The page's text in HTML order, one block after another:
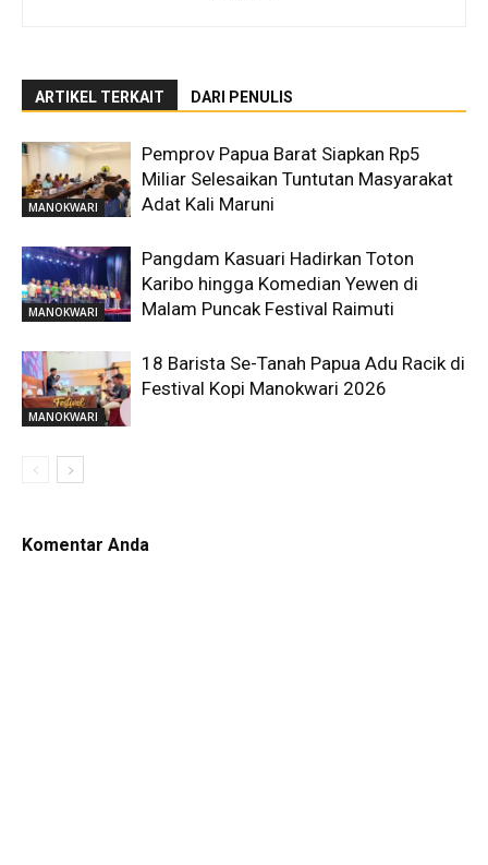
ARTIKEL TERKAIT DARI PENULIS
MANOKWARI
Pemprov Papua Barat Siapkan Rp5
Miliar Selesaikan Tuntutan Masyarakat
Adat Kali Maruni
MANOKWARI
Pangdam Kasuari Hadirkan Toton
Karibo hingga Komedian Yewen di
Malam Puncak Festival Raimuti
MANOKWARI
18 Barista Se-Tanah Papua Adu Racik di
Festival Kopi Manokwari 2026
Komentar Anda